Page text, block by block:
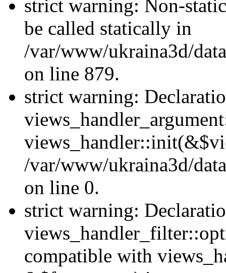
strict warning: Non-
be called statically in
/var/www/ukraina3d/
on line 879.
strict warning:
/var/www/ukraina3d/
on line 0.
strict warning:
compatible with